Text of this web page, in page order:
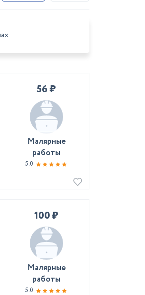
56 ₽
Малярные
работы
5.0
100 ₽
Малярные
работы
5.0